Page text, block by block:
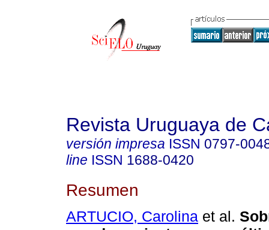
Revista Uruguaya de
versión impresa ISSN 0797-
line ISSN 1688-0420
Resumen
ARTUCIO, Carolina et al.